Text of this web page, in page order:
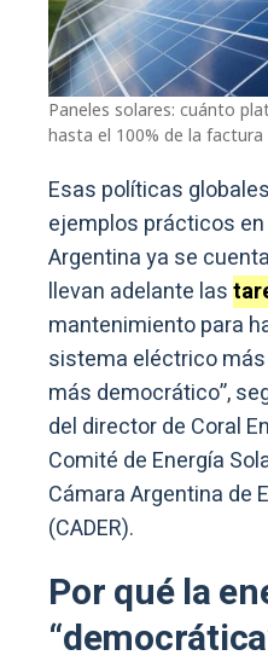
Paneles solares: cuánto
hasta el 100% de la factura
Esas políticas
ejemplos prácticos
Argentina ya se
llevan adelante las
mantenimiento para
sistema eléctrico
más democrático”,
del director de Coral
Comité de Energía
Cámara Argentina de
(CADER).
Por qué la